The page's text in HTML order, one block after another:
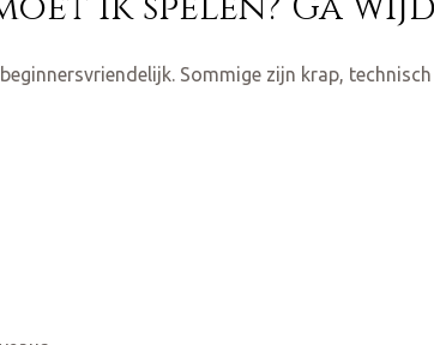
Sommige zijn krap,